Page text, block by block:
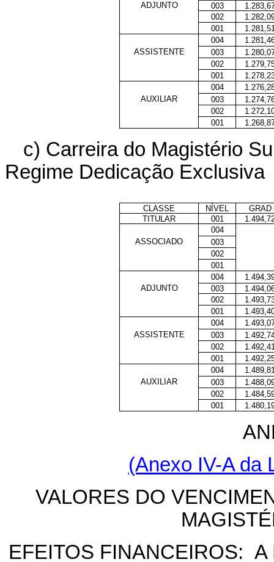
ADJUNTO
003
002
001
004
ASSISTENTE
003
002
001
004
AUXILIAR
003
002
001
c) Carreira do Magistério
Regime Dedicação Exclusiva
CLASSE NÍVEL
GRAD
TITULAR
001
004
ASSOCIADO
003
002
001
004
ADJUNTO
003
002
001
004
ASSISTENTE
003
002
001
004
AUXILIAR
003
002
001
(Anexo IV-A da
VALORES DO
EFEITOS FINANCEIROS: A